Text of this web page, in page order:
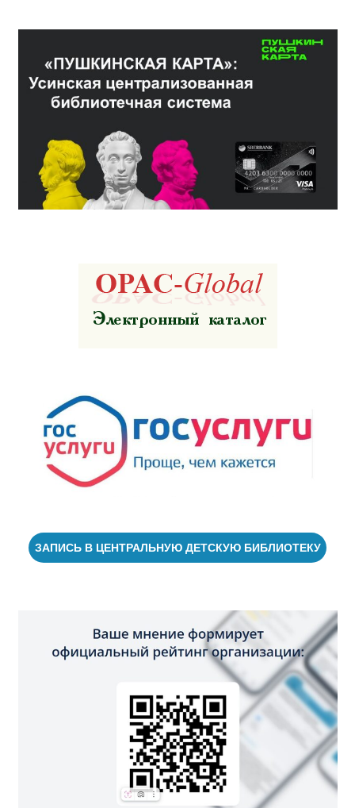
ЗАПИСЬ В ЦЕНТРАЛЬНУЮ ДЕТСКУЮ БИБЛИОТЕКУ